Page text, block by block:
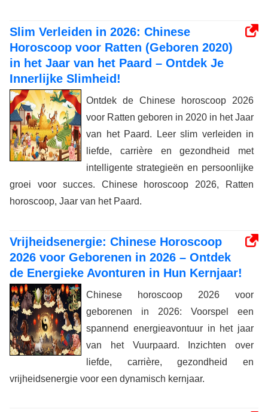
Slim Verleiden in 2026: Chinese
Horoscoop voor Ratten (Geboren 2020)
in het Jaar van het Paard – Ontdek Je
Innerlijke Slimheid!
Ontdek de Chinese horoscoop 2026
voor Ratten geboren in 2020 in het Jaar
van het Paard. Leer slim verleiden in
liefde, carrière en gezondheid met
intelligente strategieën en persoonlijke
groei voor succes. Chinese horoscoop 2026, Ratten
horoscoop, Jaar van het Paard.
Vrijheidsenergie: Chinese Horoscoop
2026 voor Geborenen in 2026 – Ontdek
de Energieke Avonturen in Hun Kernjaar!
Chinese horoscoop 2026 voor
geborenen in 2026: Voorspel een
spannend energieavontuur in het jaar
van het Vuurpaard. Inzichten over
liefde, carrière, gezondheid en
vrijheidsenergie voor een dynamisch kernjaar.